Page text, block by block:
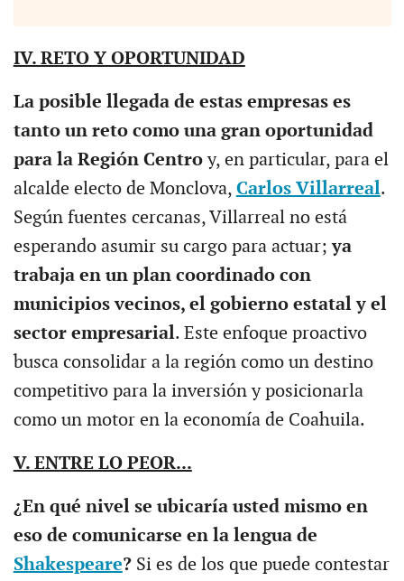
IV. RETO Y OPORTUNIDAD
La posible llegada de estas empresas es
tanto un reto como una gran oportunidad
para la Región Centroy, en particular, para el
alcalde electo de Monclova, Carlos Villarreal.
Según fuentes cercanas, Villarreal no está
esperando asumir su cargo para actuar;ya
trabaja en un plan coordinado con
municipios vecinos, el gobierno estatal y el
sector empresarial. Este enfoque proactivo
busca consolidar a la región como un destino
competitivo para la inversión y posicionarla
como un motor en la economía de Coahuila.
V. ENTRE LO PEOR...
¿En qué nivel se ubicaría usted mismo en
eso de comunicarse en la lengua de
Shakespeare? Si es de los que puede contestar